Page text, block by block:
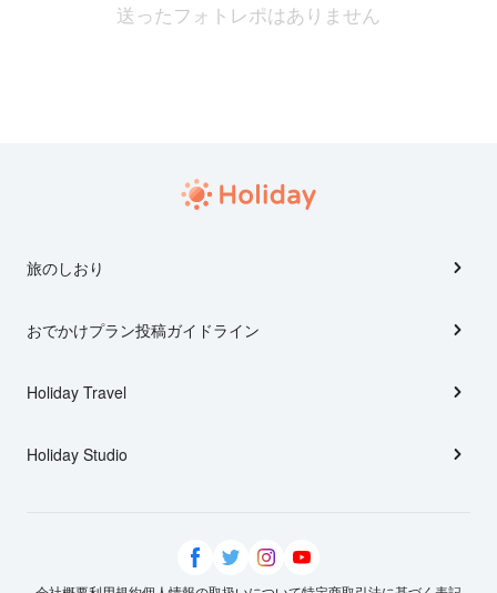
送ったフォトレポはありません
旅のしおり
おでかけプラン投稿ガイドライン
Holiday Travel
Holiday Studio